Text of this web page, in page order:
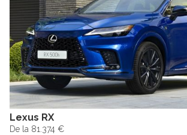
Lexus RX
De la 81.374 €